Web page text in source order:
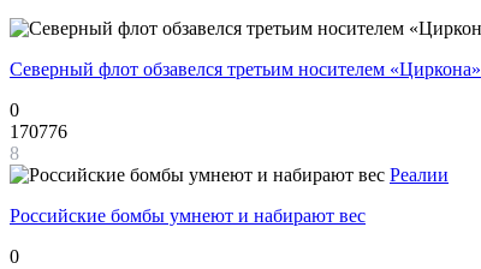
Северный флот обзавелся третьим носителем «Циркона»
0
170776
8
Реалии
Российские бомбы умнеют и набирают вес
0